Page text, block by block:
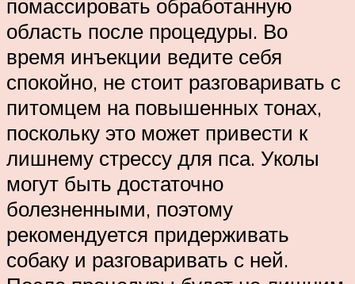
помассировать обработанную
область после процедуры. Во
время инъекции ведите себя
спокойно, не стоит разговаривать с
питомцем на повышенных тонах,
поскольку это может привести к
лишнему стрессу для пса. Уколы
могут быть достаточно
болезненными, поэтому
рекомендуется придерживать
собаку и разговаривать с ней.